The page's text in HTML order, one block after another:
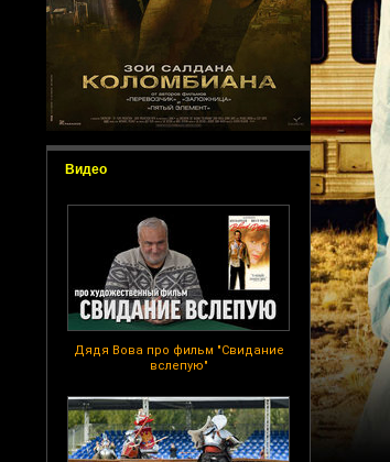
Видео
Дядя Вова про фильм "Свидание
вслепую"